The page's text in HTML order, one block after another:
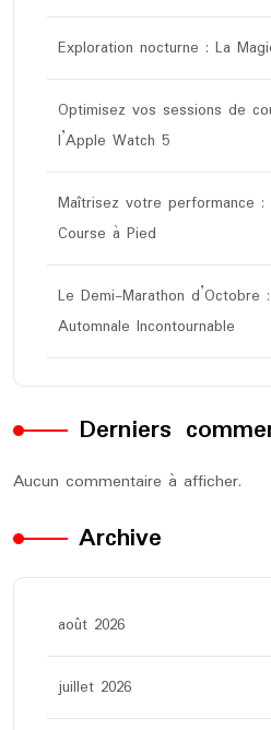
Exploration nocturne : La
Optimisez vos sessions de
l’Apple Watch 5
Maîtrisez votre performance
Course à Pied
Le Demi-Marathon d’Octobre
Automnale Incontournable
Derniers
Aucun commentaire à afficher.
Archive
août 2026
juillet 2026